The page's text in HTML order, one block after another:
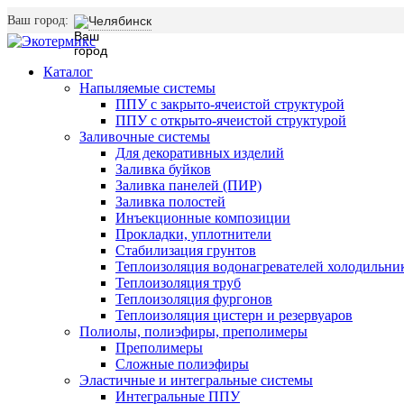
Ваш город: Челябинск
Каталог
Напыляемые системы
ППУ с закрыто-ячеистой структурой
ППУ с открыто-ячеистой структурой
Заливочные системы
Для декоративных изделий
Заливка буйков
Заливка панелей (ПИР)
Заливка полостей
Инъекционные композиции
Прокладки, уплотнители
Стабилизация грунтов
Теплоизоляция водонагревателей
Теплоизоляция труб
Теплоизоляция фургонов
Теплоизоляция цистерн и резервуаров
Полиолы, полиэфиры, преполимеры
Преполимеры
Сложные полиэфиры
Эластичные и интегральные системы
Интегральные ППУ